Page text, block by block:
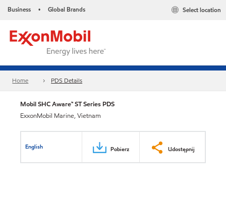
Business • Global Brands Select location
Home PDS Details
Mobil SHC Aware™ ST Series PDS
ExxonMobil Marine, Vietnam
English Pobierz Udostępnij